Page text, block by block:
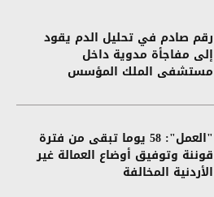
رقم صادم في تحليل الدم يقود
إلى مفاجأة مدوية داخل
مستشفى الملك المؤسس
"العمل": 58 يوما تبقى من فترة
قوننة وتوفيق أوضاع العمالة غير
الأردنية المخالفة